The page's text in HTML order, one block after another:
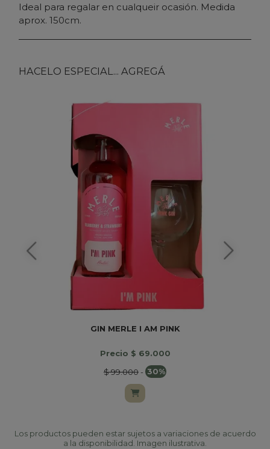
Ideal para regalar en cualqueir ocasión. Medida
aprox. 150cm.
HACELO ESPECIAL... AGREGÁ
GIN MERLE I AM PINK
Precio $ 69.000
$ 99.000- 30%
Los productos pueden estar sujetos a variaciones de acuerdo
a la disponibilidad. Imagen ilustrativa.